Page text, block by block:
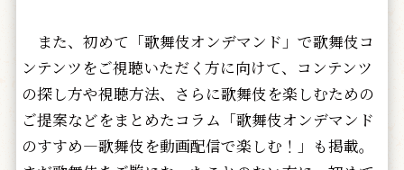
また、初めて「歌舞伎オンデマンド」で歌舞伎コ
ンテンツをご視聴いただく方に向けて、コンテンツ
の探し方や視聴方法、さらに歌舞伎を楽しむための
ご提案などをまとめたコラム「歌舞伎オンデマンド
のすすめ―歌舞伎を動画配信で楽しむ！」も掲載。